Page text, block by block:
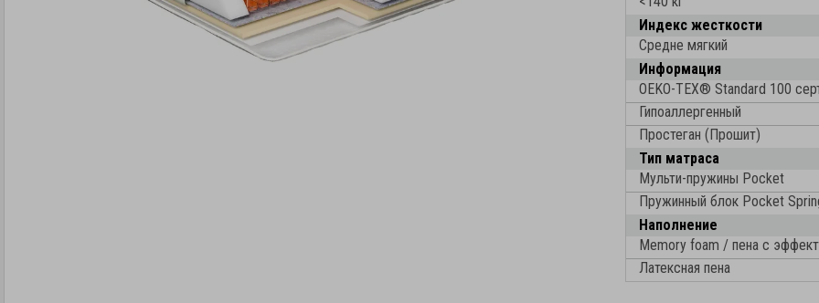
Индекс жесткости
Средне мягкий
Информация
OEKO-TEX® Standard 100
Гипоаллергенный
Простеган (Прошит)
Тип матраса
Мульти-пружины Pocket
Пружинный блок Pocket
Наполнение
Memory foam / пена с
Латексная пена